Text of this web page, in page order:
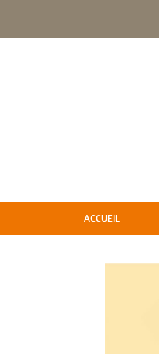
ACCUEIL